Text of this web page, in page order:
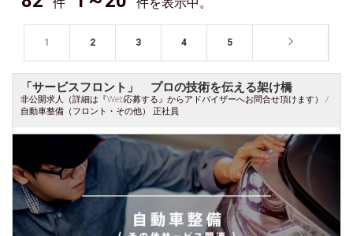
1 2 3 4 5
「サービスフロント」 プロの技術を伝える架け橋
非公開求人（詳細は『Web応募する』からアドバイザーへお問合せ頂けます） /
自動車整備（フロント・その他） 正社員